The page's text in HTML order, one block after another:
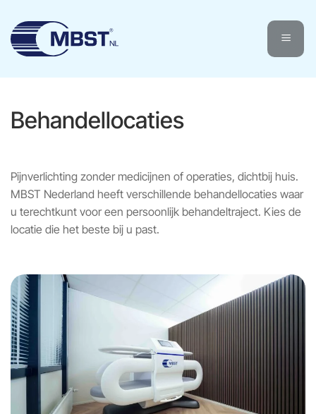
naar
inhoud
Behandellocaties
Pijnverlichting zonder medicijnen of operaties, dichtbij huis.
MBST Nederland heeft verschillende behandellocaties waar
u terechtkunt voor een persoonlijk behandeltraject. Kies de
locatie die het beste bij u past.